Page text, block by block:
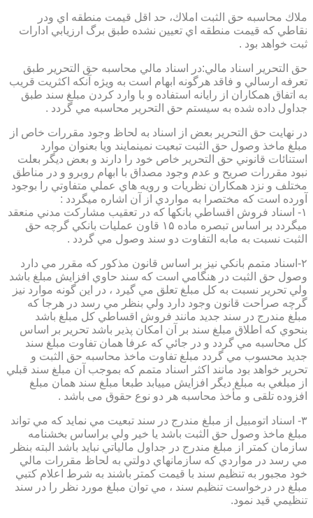
ملاك محاسبه حق الثبت املاك، حد اقل قيمت منطقه اي ودر
نقاطي كه قيمت منطقه اي تعيين نشده طبق برگ ارزيابي ادارات
ثبت خواهد بود .
حق التحرير اسناد مالي:در اسناد مالي محاسبه حق التحرير طبق
تعرفه ارسالي و فاقد هرگونه ابهام است به ويژه آنكه اكثريت قريب
به اتفاق همكاران از رايانه استفاده و با وارد كردن مبلغ سند طبق
جداول داده شده به سيستم حق التحرير محاسبه مي گردد .
در نهايت حق التحرير بعض از اسناد به لحاظ وجود مقررات خاص از
مبلغ ماخذ وصول حق الثبت تبعيت نمينمايند ويا بعنوان موارد
استنائات قانوني حق التحرير خاص خود را دارند و بعض ديگر بعلت
نبود مقررات صريح و عدم وجود مصداق با ابهام روبرو و در مناطق
مختلف و نزد همكاران نظريات و رويه هاي عملي متفاوتي را بوجود
آورده است كه مختصرا به مواردي از آن اشاره ميگردد :
۱- اسناد فروش اقساطي بانكها كه در تعقيب مشاركت مدني منعقد
ميگردد بر اساس تبصره ماده ۱۵ قاون عمليات بانكي گرچه حق
الثبت نسبت به مابه التفاوت دو سند وصول مي گردد .
۲-اسناد متمم بانكي نيز بر اساس قانون مذكور كه مقرر مي دارد
وصول حق الثبت در هنگامي است كه سند حاوي افزايش مبلغ باشد
ولي تحرير نسبت به كل مبلغ تعلق مي گيرد ، در اين گونه موارد نيز
گرچه صراحت قانون وجود دارد ولي بنظر مي رسد در هرجا كه
مبلغ مندرج در سند جديد مانند فروش اقساطي كل مبلغ باشد
بنحوي كه اطلاق مبلغ سند بر آن امكان پذير باشد تحرير بر اساس
كل محاسبه مي گردد و در جائي كه عرفا همان تفاوت مبلغ سند
جديد محسوب مي گردد مبلغ تفاوت ماخذ محاسبه حق الثبت و
تحرير خواهد بود مانند اكثر اسناد متمم كه بموجب آن مبلغ سند قبلي
از مبلغي به مبلغ ديگر افزايش مييابد طبعا مبلغ سند همان مبلغ
افزوده تلقی و مأخذ محاسبه هر دو نوع حقوق می باشد .
۳- اسناد اتومبيل از مبلغ مندرج در سند تبعيت مي نمايد كه مي تواند
مبلغ ماخذ وصول حق الثبت باشد يا خير ولي براساس بخشنامه
سازمان كمتر از مبلغ مندرج در جداول مالياتي نبايد باشد البته بنظر
مي رسد در مواردي كه سازمانهاي دولتي به لحاظ مقررات مالي
خود مجبور به تنظيم سند با قيمت كمتر باشند به شرط اعلام كتبي
مبلغ در درخواست تنظيم سند ، مي توان مبلغ مورد نظر را در سند
تنظيمي قيد نمود.